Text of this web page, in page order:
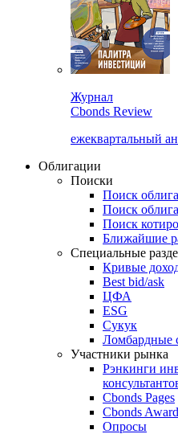
Журнал
Cbonds Review
ежеквартальный
Облигации
Поиски
Поиск
Поиск
Поиск
Ближайшие
Специальные
Кривые
Best bid/ask
ЦФА
ESG
Сукук
Ломбардные
Участники рынка
Рэнкинги
Cbonds Pages
Cbonds
Опросы